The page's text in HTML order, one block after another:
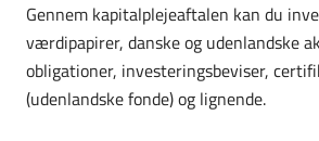
Gennem kapitalplejeaftalen kan du
værdipapirer, danske og udenlandske
obligationer, investeringsbeviser,
(udenlandske fonde) og lignende.